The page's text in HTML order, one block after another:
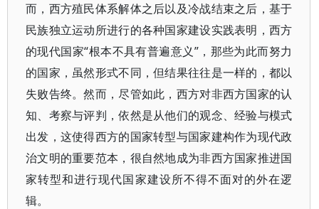
而，西方殖民体系解体之后以及冷战结束之后，基于
民族独立运动所进行的各种国家建设实践表明，西方
的现代国家“根本不具有普遍意义”，那些为此而努力
的国家，虽然形式不同，但结果往往是一样的，都以
失败告终。然而，尽管如此，西方对非西方国家的认
知、考察与评判，依然是从他们的观念、经验与模式
出发，这使得西方的国家转型与国家建构作为现代政
治文明的重要范本，很自然地成为非西方国家推进国
家转型和进行现代国家建设所不得不面对的外在逻
辑。